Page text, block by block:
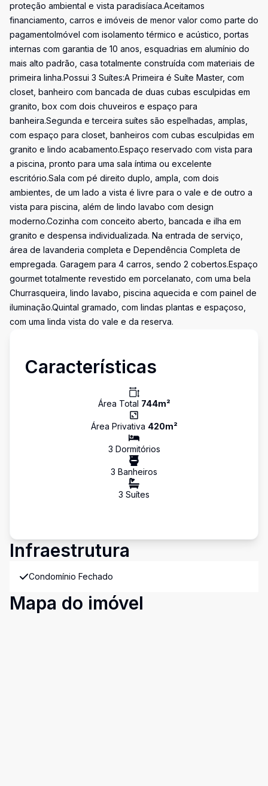
proteção ambiental e vista paradisíaca.Aceitamos
financiamento, carros e imóveis de menor valor como parte do
pagamentoImóvel com isolamento térmico e acústico, portas
internas com garantia de 10 anos, esquadrias em alumínio do
mais alto padrão, casa totalmente construída com materiais de
primeira linha.Possui 3 Suítes:A Primeira é Suíte Master, com
closet, banheiro com bancada de duas cubas esculpidas em
granito, box com dois chuveiros e espaço para
banheira.Segunda e terceira suítes são espelhadas, amplas,
com espaço para closet, banheiros com cubas esculpidas em
granito e lindo acabamento.Espaço reservado com vista para
a piscina, pronto para uma sala íntima ou excelente
escritório.Sala com pé direito duplo, ampla, com dois
ambientes, de um lado a vista é livre para o vale e de outro a
vista para piscina, além de lindo lavabo com design
moderno.Cozinha com conceito aberto, bancada e ilha em
granito e despensa individualizada. Na entrada de serviço,
área de lavanderia completa e Dependência Completa de
empregada. Garagem para 4 carros, sendo 2 cobertos.Espaço
gourmet totalmente revestido em porcelanato, com uma bela
Churrasqueira, lindo lavabo, piscina aquecida e com painel de
iluminação.Quintal gramado, com lindas plantas e espaçoso,
com uma linda vista do vale e da reserva.
Características
Área Total 744m²
Área Privativa 420m²
3 Dormitórios
3 Banheiros
3 Suítes
Infraestrutura
Condomínio Fechado
Mapa do imóvel